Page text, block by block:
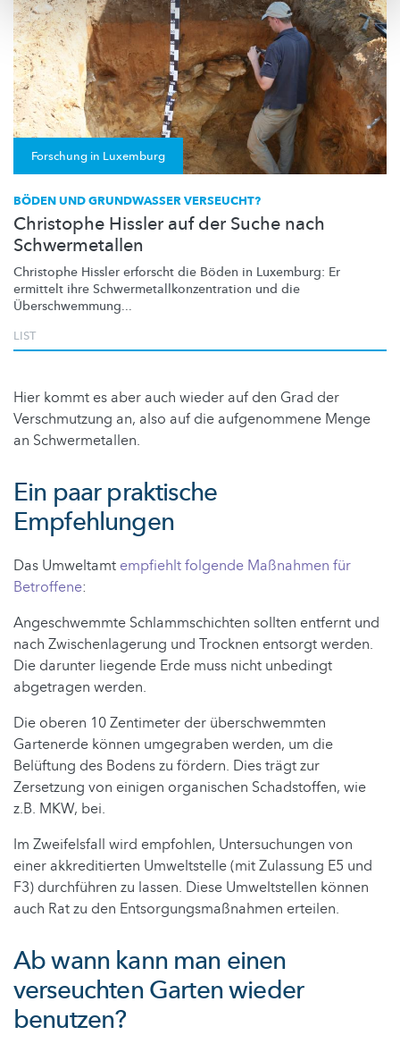
Forschung in Luxemburg
BÖDEN UND GRUNDWASSER VERSEUCHT?
Christophe Hissler auf der Suche nach
Schwermetallen
Christophe Hissler erforscht die Böden in Luxemburg: Er
ermittelt ihre Schwermetallkonzentration und die
Überschwemmung...
LIST
Hier kommt es aber auch wieder auf den Grad der
Verschmutzung an, also auf die aufgenommene Menge
an Schwermetallen.
Ein paar praktische
Empfehlungen
Das Umweltamt empfiehlt folgende Maßnahmen für
Betroffene:
Angeschwemmte Schlammschichten sollten entfernt und
nach Zwischenlagerung und Trocknen entsorgt werden.
Die darunter liegende Erde muss nicht unbedingt
abgetragen werden.
Die oberen 10 Zentimeter der überschwemmten
Gartenerde können umgegraben werden, um die
Belüftung des Bodens zu fördern. Dies trägt zur
Zersetzung von einigen organischen Schadstoffen, wie
z.B. MKW, bei.
Im Zweifelsfall wird empfohlen, Untersuchungen von
einer akkreditierten Umweltstelle (mit Zulassung E5 und
F3) durchführen zu lassen. Diese Umweltstellen können
auch Rat zu den Entsorgungsmaßnahmen erteilen.
Ab wann kann man einen
verseuchten Garten wieder
benutzen?